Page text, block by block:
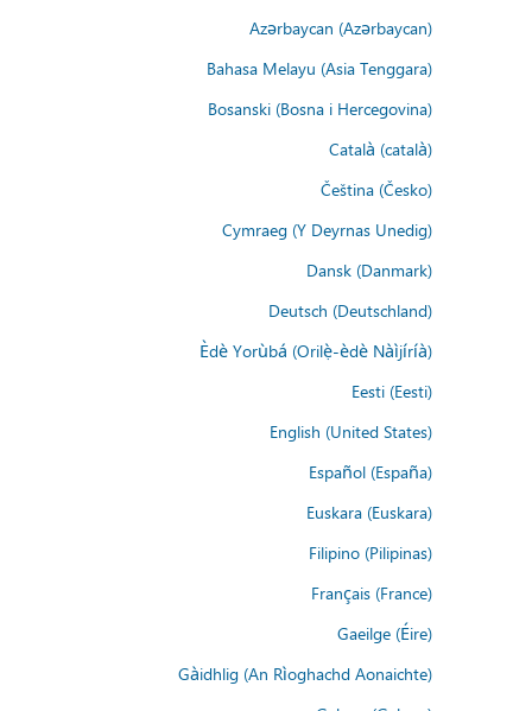
Azərbaycan (Azərbaycan)
Bahasa Melayu (Asia Tenggara)
Bosanski (Bosna i Hercegovina)
Català (català)
Čeština (Česko)
Cymraeg (Y Deyrnas Unedig)
Dansk (Danmark)
Deutsch (Deutschland)
Èdè Yorùbá (Orilẹ̀-èdè Nàìjíríà)
Eesti (Eesti)
English (United States)
Español (España)
Euskara (Euskara)
Filipino (Pilipinas)
Français (France)
Gaeilge (Éire)
Gàidhlig (An Rìoghachd Aonaichte)